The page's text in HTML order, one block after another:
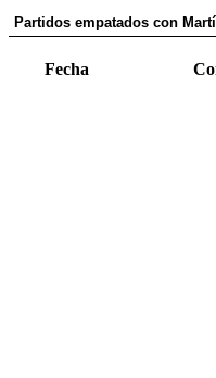
Partidos empatados con
Fecha